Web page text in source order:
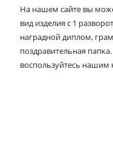
На нашем сайте вы
вид изделия с 1
наградной диплом,
поздравительная
воспользуйтесь нашим